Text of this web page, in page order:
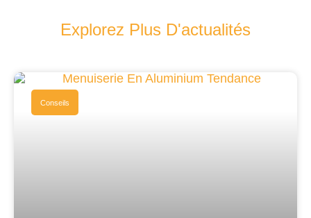
Explorez Plus D'actualités
Conseils